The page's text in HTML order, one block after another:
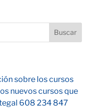
sobre los cursos
nuevos cursos que
608 234 847